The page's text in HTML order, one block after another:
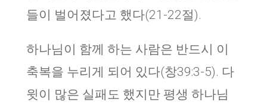
들이 벌어졌다고 했다(21-22절).
하나님이 함께 하는 사람은 반드시 이
축복을 누리게 되어 있다(창39:3-5). 다
윗이 많은 실패도 했지만 평생 하나님